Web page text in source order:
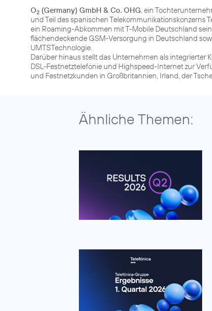
O2 (Germany) GmbH & Co. OHG, ein
und Teil des spanischen Telekommunikationskonzerns
ein Roaming-Abkommen mit T-Mobile Deutschland
flächendeckende GSM-Versorgung in Deutschland
UMTSTechnologie.
Darüber hinaus stellt das Unternehmen als
DSL-Festnetztelefonie und Highspeed-Internet zur
und Festnetzkunden in Großbritannien, Irland, der
Ähnliche Themen: